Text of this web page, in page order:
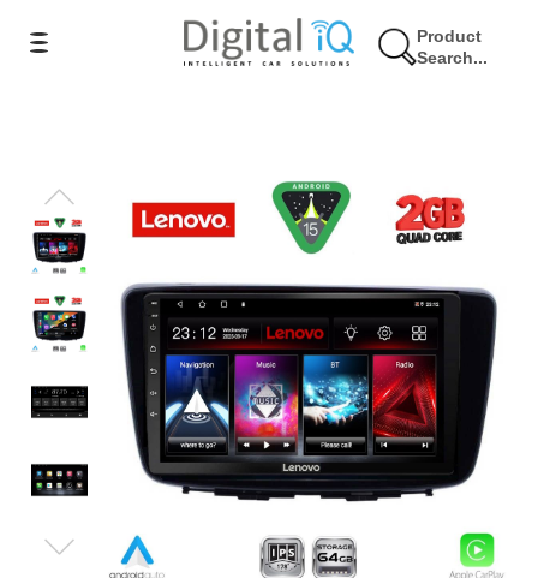
Product
Search...
17% Έκπτωση